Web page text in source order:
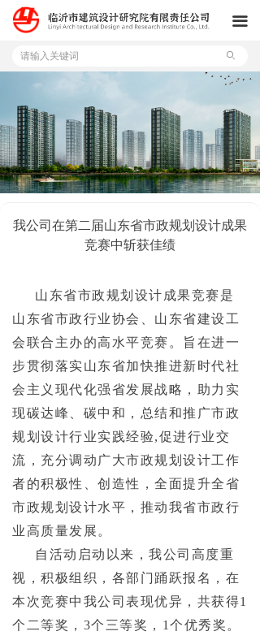
끀
首页
公司
项目
新闻
ꄙ
我公司在第二届山东省市政规划设计成果
竞赛中斩获佳绩
山东省市政规划设计成果竞赛是
山东省市政行业协会、山东省建设工
会联合主办的高水平竞赛。旨在进一
步贯彻落实山东省加快推进新时代社
会主义现代化强省发展战略，助力实
现碳达峰、碳中和，总结和推广市政
规划设计行业实践经验,促进行业交
流，充分调动广大市政规划设计工作
者的积极性、创造性，全面提升全省
市政规划设计水平，推动我省市政行
业高质量发展。
自活动启动以来，我公司高度重
视，积极组织，各部门踊跃报名，在
本次竞赛中我公司表现优异，共获得1
个二等奖，3个三等奖，1个优秀奖。